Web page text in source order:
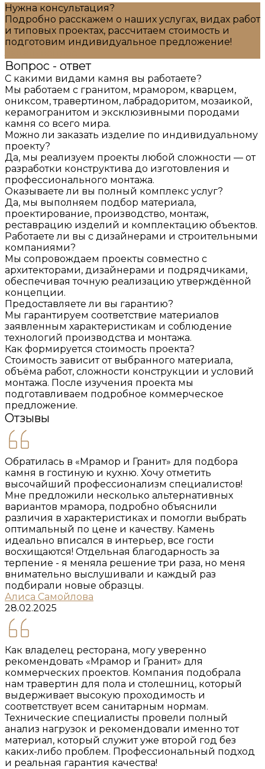
Нужна консультация?
Подробно расскажем о наших услугах, видах работ
и типовых проектах, рассчитаем стоимость и
подготовим индивидуальное предложение!
Вопрос - ответ
С какими видами камня вы работаете?
Мы работаем с гранитом, мрамором, кварцем,
ониксом, травертином, лабрадоритом, мозаикой,
керамогранитом и эксклюзивными породами
камня со всего мира.
Можно ли заказать изделие по индивидуальному
проекту?
Да, мы реализуем проекты любой сложности — от
разработки конструктива до изготовления и
профессионального монтажа.
Оказываете ли вы полный комплекс услуг?
Да, мы выполняем подбор материала,
проектирование, производство, монтаж,
реставрацию изделий и комплектацию объектов.
Работаете ли вы с дизайнерами и строительными
компаниями?
Мы сопровождаем проекты совместно с
архитекторами, дизайнерами и подрядчиками,
обеспечивая точную реализацию утверждённой
концепции.
Предоставляете ли вы гарантию?
Мы гарантируем соответствие материалов
заявленным характеристикам и соблюдение
технологий производства и монтажа.
Как формируется стоимость проекта?
Стоимость зависит от выбранного материала,
объёма работ, сложности конструкции и условий
монтажа. После изучения проекта мы
подготавливаем подробное коммерческое
предложение.
Отзывы
Обратилась в «Мрамор и Гранит» для подбора
камня в гостиную и кухню. Хочу отметить
высочайший профессионализм специалистов!
Мне предложили несколько альтернативных
вариантов мрамора, подробно объяснили
различия в характеристиках и помогли выбрать
оптимальный по цене и качеству. Камень
идеально вписался в интерьер, все гости
восхищаются! Отдельная благодарность за
терпение - я меняла решение три раза, но меня
внимательно выслушивали и каждый раз
подбирали новые образцы.
Алиса Самойлова
28.02.2025
Как владелец ресторана, могу уверенно
рекомендовать «Мрамор и Гранит» для
коммерческих проектов. Компания подобрала
нам травертин для пола и столешниц, который
выдерживает высокую проходимость и
соответствует всем санитарным нормам.
Технические специалисты провели полный
анализ нагрузок и рекомендовали именно тот
материал, который служит уже второй год без
каких-либо проблем. Профессиональный подход
и реальная гарантия качества!